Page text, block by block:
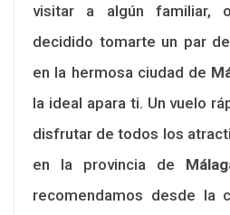
visitar a algún familiar,
decidido tomarte un par
en la hermosa ciudad de
la ideal apara ti. Un vuelo
disfrutar de todos los
en la provincia de
recomendamos desde la